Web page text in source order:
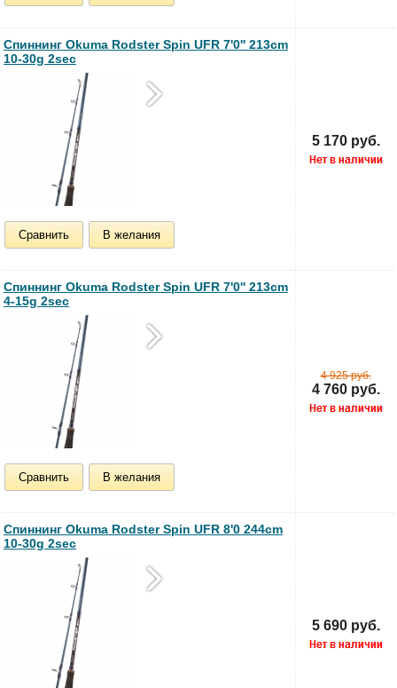
Спиннинг Okuma Rodster Spin UFR 7'0'' 213cm
10-30g 2sec
Сравнить В желания
5 170 руб.
Спиннинг Okuma Rodster Spin UFR 7'0'' 213cm
4-15g 2sec
Сравнить В желания
4 925 руб.
4 760 руб.
Спиннинг Okuma Rodster Spin UFR 8'0 244cm
10-30g 2sec
5 690 руб.